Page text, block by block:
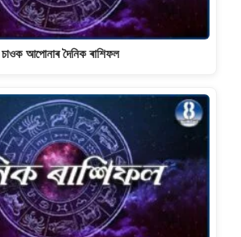
চাওক আপোনাৰ দৈনিক ৰাশিফল